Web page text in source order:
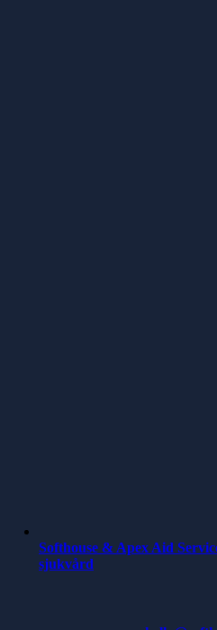
Softhouse & Apex Aid
sjukvård